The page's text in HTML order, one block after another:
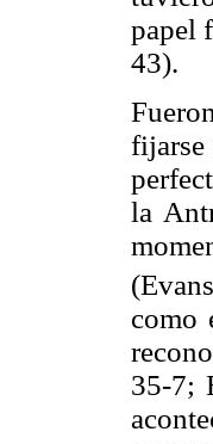
papel
43).
fijarse
la
como
35-7;